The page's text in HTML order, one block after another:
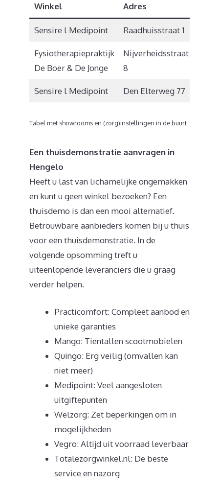
Winkel Adres
Sensire l Medipoint Raadhuisstraat 1
Fysiotherapiepraktijk
De Boer & De Jonge
Nijverheidsstraat
8
Sensire l Medipoint Den Elterweg 77
Tabel met showrooms en (zorg)instellingen in de buurt
Een thuisdemonstratie aanvragen in
Hengelo
Heeft u last van lichamelijke ongemakken
en kunt u geen winkel bezoeken? Een
thuisdemo is dan een mooi alternatief.
Betrouwbare aanbieders komen bij u thuis
voor een thuisdemonstratie. In de
volgende opsomming treft u
uiteenlopende leveranciers die u graag
verder helpen.
Practicomfort: Compleet aanbod en
unieke garanties
Mango: Tientallen scootmobielen
Quingo: Erg veilig (omvallen kan
niet meer)
Medipoint: Veel aangesloten
uitgiftepunten
Welzorg: Zet beperkingen om in
mogelijkheden
Vegro: Altijd uit voorraad leverbaar
Totalezorgwinkel.nl: De beste
service en nazorg